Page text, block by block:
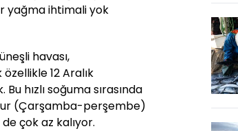
yağma ihtimali yok
havası,
12 Aralık
hızlı soğuma sırasında
(Çarşamba-perşembe)
çok az kalıyor.